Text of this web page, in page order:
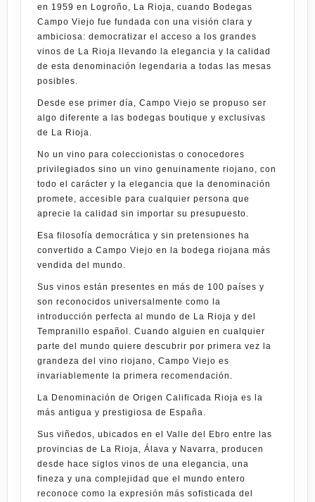
en 1959 en Logroño , La Rioja, cuando Bodegas
Campo Viejo fue fundada con una visión clara y
ambiciosa: democratizar el acceso a los grandes
vinos de La Rioja llevando la elegancia y la calidad
de esta denominación legendaria a todas las mesas
posibles.
Desde ese primer día, Campo Viejo se propuso ser
algo diferente a las bodegas boutique y exclusivas
de La Rioja.
No un vino para coleccionistas o conocedores
privilegiados sino un vino genuinamente riojano, con
todo el carácter y la elegancia que la denominación
promete, accesible para cualquier persona que
aprecie la calidad sin importar su presupuesto.
Esa filosofía democrática y sin pretensiones ha
convertido a Campo Viejo en la bodega riojana más
vendida del mundo.
Sus vinos están presentes en más de 100 países y
son reconocidos universalmente como la
introducción perfecta al mundo de La Rioja y del
Tempranillo español. Cuando alguien en cualquier
parte del mundo quiere descubrir por primera vez la
grandeza del vino riojano, Campo Viejo es
invariablemente la primera recomendación.
La Denominación de Origen Calificada Rioja es la
más antigua y prestigiosa de España.
Sus viñedos, ubicados en el Valle del Ebro entre las
provincias de La Rioja, Álava y Navarra, producen
desde hace siglos vinos de una elegancia, una
fineza y una complejidad que el mundo entero
reconoce como la expresión más sofisticada del